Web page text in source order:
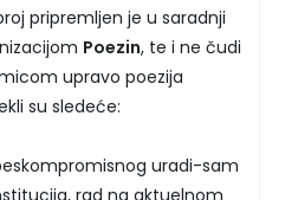
pripremljen je u saradnji
Poezin, te i ne čudi
upravo poezija
su sledeće:
uradi-sam
rad na aktuelnom